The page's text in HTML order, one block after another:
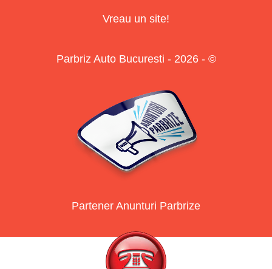
Vreau un site!
Parbriz Auto Bucuresti - 2026 - ©
Partener Anunturi Parbrize